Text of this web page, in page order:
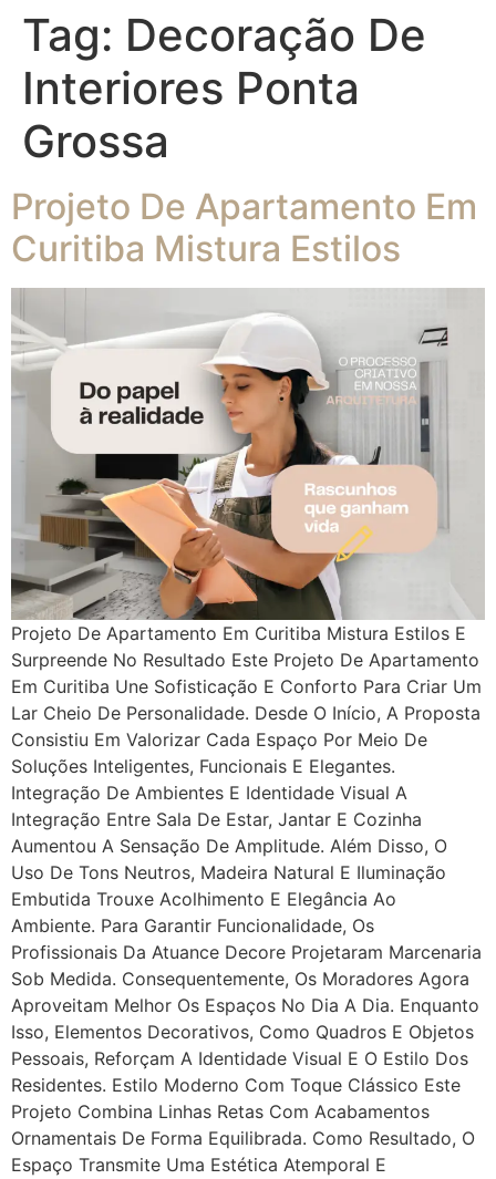
Tag: Decoração De
Interiores Ponta
Grossa
Projeto De Apartamento Em
Curitiba Mistura Estilos
Projeto De Apartamento Em Curitiba Mistura Estilos E
Surpreende No Resultado Este Projeto De Apartamento
Em Curitiba Une Sofisticação E Conforto Para Criar Um
Lar Cheio De Personalidade. Desde O Início, A Proposta
Consistiu Em Valorizar Cada Espaço Por Meio De
Soluções Inteligentes, Funcionais E Elegantes.
Integração De Ambientes E Identidade Visual A
Integração Entre Sala De Estar, Jantar E Cozinha
Aumentou A Sensação De Amplitude. Além Disso, O
Uso De Tons Neutros, Madeira Natural E Iluminação
Embutida Trouxe Acolhimento E Elegância Ao
Ambiente. Para Garantir Funcionalidade, Os
Profissionais Da Atuance Decore Projetaram Marcenaria
Sob Medida. Consequentemente, Os Moradores Agora
Aproveitam Melhor Os Espaços No Dia A Dia. Enquanto
Isso, Elementos Decorativos, Como Quadros E Objetos
Pessoais, Reforçam A Identidade Visual E O Estilo Dos
Residentes. Estilo Moderno Com Toque Clássico Este
Projeto Combina Linhas Retas Com Acabamentos
Ornamentais De Forma Equilibrada. Como Resultado, O
Espaço Transmite Uma Estética Atemporal E